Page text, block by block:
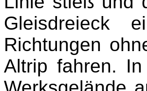
Gleisdreieck
Richtungen
Altrip fahren.